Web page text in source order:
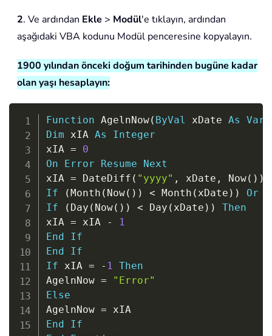
2. Ve ardından Ekle > Modül'e tıklayın, ardından
aşağıdaki VBA kodunu Modül penceresine kopyalayın.
1900 yılından önceki doğum tarihinden bugüne kadar
olan yaşı hesaplayın:
Function AgelnNow( ByVal xDate As
Dim xIA As
Integer
xIA =
0
On
Error Resume
Next
xIA = DateDiff ( "yyyy" , xDate , Now( ) )
If
(Month ( Now( ) ) < Month ( xDate ) ) Or
If
( Day ( Now( ) ) < Day ( xDate ) )
Then
xIA = xIA -
1
End
If
End
If
If xIA = - 1 Then
AgelnNow =
"Error"
Else
AgelnNow =
xIA
End
If
Copy